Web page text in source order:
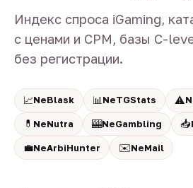
Индекс спроса iGaming,
с ценами и CPM, базы C-
без регистрации.
📈NeBlask 📊 NeTGStats ⚠️
💊 NeNutra 🎰NeGambling 📥
💼NeArbiHunter ✉️NeMail